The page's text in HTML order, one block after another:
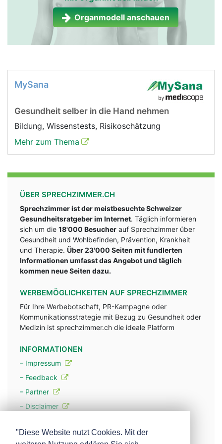
Organmodell anschauen
MySana
Gesundheit selber in die Hand nehmen
Bildung, Wissenstests, Risikoschätzung
Mehr zum Thema
ÜBER SPRECHZIMMER.CH
Sprechzimmer ist der meistbesuchte Schweizer
Gesundheitsratgeber im Internet. Täglich informieren
sich um die 18'000 Besucher auf Sprechzimmer über
Gesundheit und Wohlbefinden, Prävention, Krankheit
und Therapie. Über 23'000 Seiten mit fundlerten
Informationen umfasst das Angebot und täglich
kommen neue Seiten dazu.
WERBEMÖGLICHKEITEN AUF SPRECHZIMMER
Für Ihre Werbebotschaft, PR-Kampagne oder
Kommunikationsstrategie mit Bezug zu Gesundheit oder
Medizin ist sprechzimmer.ch die ideale Platform
INFORMATIONEN
– Impressum
– Feedback
– Partner
– Disclaimer
"Diese Website nutzt Cookies. Mit der